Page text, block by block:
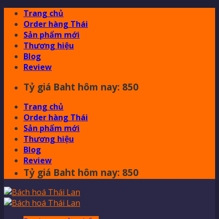
Skip
content
Trang chủ
Order hàng Thái
Sản phẩm mới
Thương hiệu
Blog
Review
Tỷ giá Baht hôm nay: 850
Trang chủ
Order hàng Thái
Sản phẩm mới
Thương hiệu
Blog
Review
Tỷ giá Baht hôm nay: 850